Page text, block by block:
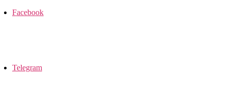
Facebook
Telegram